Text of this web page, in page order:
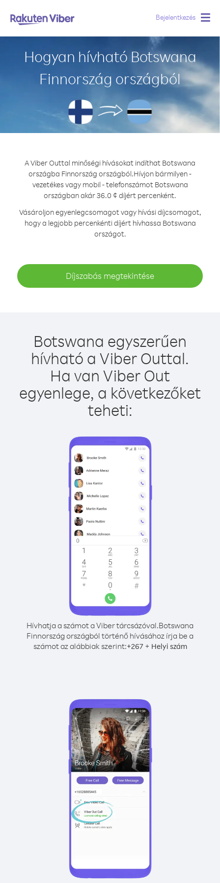
Bejelentkezés
Hogyan hívható Botswana
Finnország országból
A Viber Outtal minőségi hívásokat indíthat Botswana
országba Finnország országból.Hívjon bármilyen -
vezetékes vagy mobil - telefonszámot Botswana
országban akár 36.0 ¢ díjért percenként.
Vásároljon egyenlegcsomagot vagy hívási díjcsomagot,
hogy a legjobb percenkénti díjért hívhassa Botswana
országot.
Díjszabás megtekintése
Botswana egyszerűen
hívható a Viber Outtal.
Ha van Viber Out
egyenlege, a következőket
teheti:
Hívhatja a számot a Viber tárcsázóval.Botswana
Finnország országból történő hívásához írja be a
számot az alábbiak szerint:+267+ Helyi szám